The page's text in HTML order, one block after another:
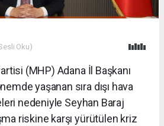
Oku)
(MHP) Adana İl Başkanı
yaşanan sıra dışı hava
nedeniyle Seyhan Baraj
riskine karşı yürütülen kriz